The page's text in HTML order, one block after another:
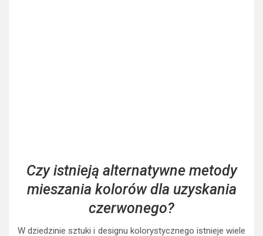
mieszania kolorów dla uzyskania
czerwonego?
W dziedzinie sztuki i designu kolorystycznego istnieje wiele
tradycyjnych metod mieszania barw, jednak czy zawsze